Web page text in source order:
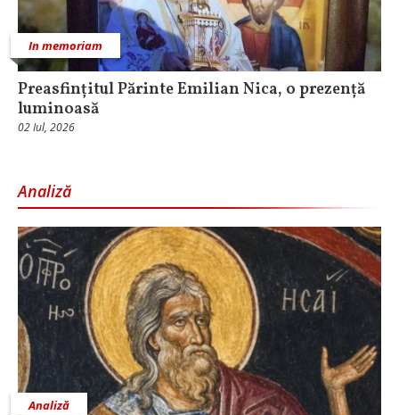
In memoriam
Preasfințitul Părinte Emilian Nica, o prezență
luminoasă
02 Iul, 2026
Analiză
Analiză